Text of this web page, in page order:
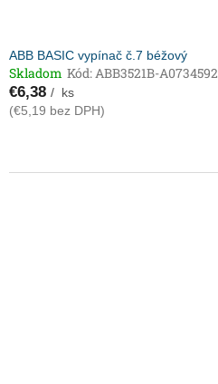
ABB BASIC vypínač č.7 béžový
Skladom Kód:ABB3521B-A0734592
€6,38 / ks
(€5,19 bez DPH)